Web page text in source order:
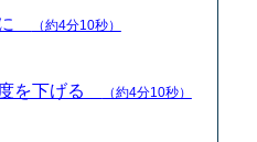
に （約4分10秒）
を下げる （約4分10秒）